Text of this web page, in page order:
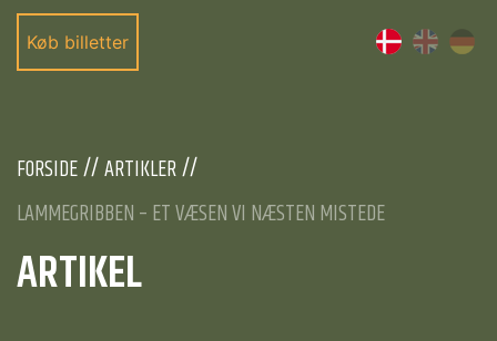
Køb billetter
FORSIDE
ARTIKLER
LAMMEGRIBBEN – ET VÆSEN VI NÆSTEN MISTEDE
ARTIKEL